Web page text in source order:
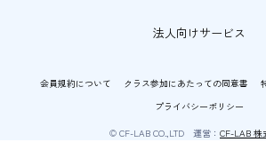
法人向けサービス
会員規約について クラス参加にあたっての同意書
プライバシーポリシー
© CF-LAB CO.,LTD 運営： CF-LAB 株